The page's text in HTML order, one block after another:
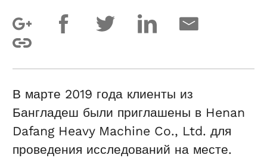
В марте 2019 года клиенты из
Бангладеш были приглашены в Henan
Dafang Heavy Machine Co., Ltd. для
проведения исследований на месте.